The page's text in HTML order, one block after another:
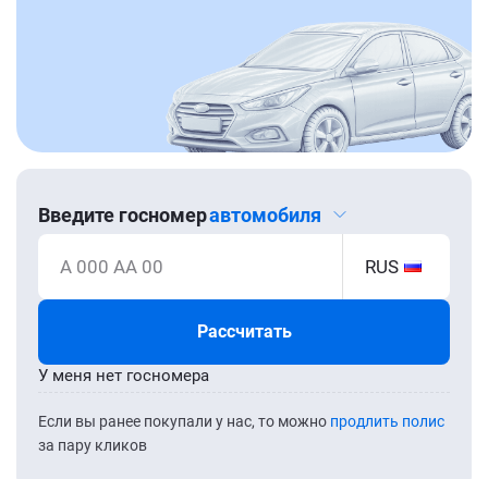
Введите госномеравтомобиля
А 000 АА 00 RUS
Рассчитать
Если вы ранее покупали у нас, то можно продлить полис
за пару кликов
У меня нет госномера